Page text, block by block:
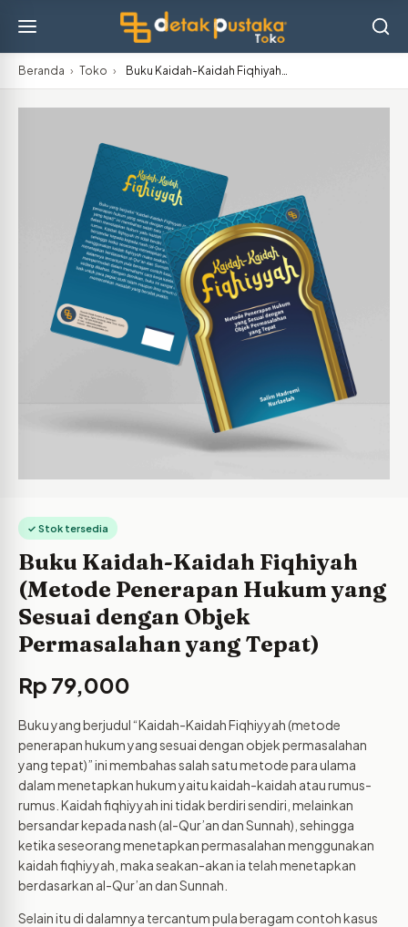
Beranda › Toko › Buku Kaidah-Kaidah Fiqhiyah…
✓ Stok tersedia
Buku Kaidah-Kaidah Fiqhiyah
(Metode Penerapan Hukum yang
Sesuai dengan Objek
Permasalahan yang Tepat)
Rp 79,000
Buku yang berjudul “Kaidah-Kaidah Fiqhiyyah (metode
penerapan hukum yang sesuai dengan objek permasalahan
yang tepat)” ini membahas salah satu metode para ulama
dalam menetapkan hukum yaitu kaidah-kaidah atau rumus-
rumus. Kaidah fiqhiyyah ini tidak berdiri sendiri, melainkan
bersandar kepada nash (al-Qur’an dan Sunnah), sehingga
ketika seseorang menetapkan permasalahan menggunakan
kaidah fiqhiyyah, maka seakan-akan ia telah menetapkan
berdasarkan al-Qur’an dan Sunnah.
Selain itu di dalamnya tercantum pula beragam contoh kasus